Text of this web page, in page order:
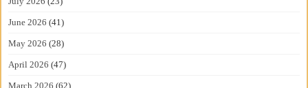
June 2026 (41)
May 2026 (28)
April 2026 (47)
March 2026 (62)